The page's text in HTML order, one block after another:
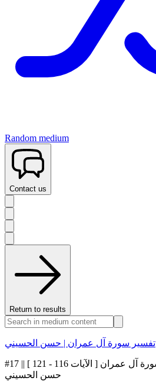
Random medium
Contact us
Return to results
تفسير سورة آل عمران | حسن الحسيني
#17 خلاصة التفسير2 | تفسير سورة آل عمران [ الآيات 116 - 121 ] ||
حسن الحسيني